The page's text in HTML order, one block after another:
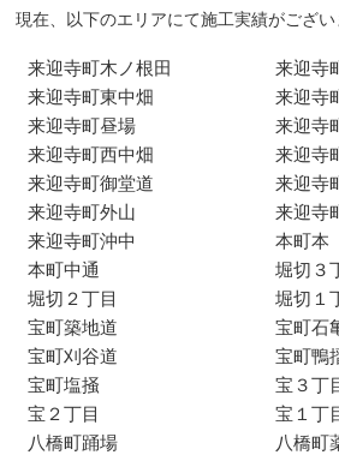
現在、以下のエリアにて施工実績がござい
来迎寺町木ノ根田
来迎寺
来迎寺町東中畑
来迎寺
来迎寺町昼場
来迎寺
来迎寺町西中畑
来迎寺
来迎寺町御堂道
来迎寺
来迎寺町外山
来迎寺
来迎寺町沖中
本町本
本町中通
堀切３
堀切２丁目
堀切１
宝町築地道
宝町石
宝町刈谷道
宝町鴨
宝町塩掻
宝３丁
宝２丁目
宝１丁
八橋町踊場
八橋町